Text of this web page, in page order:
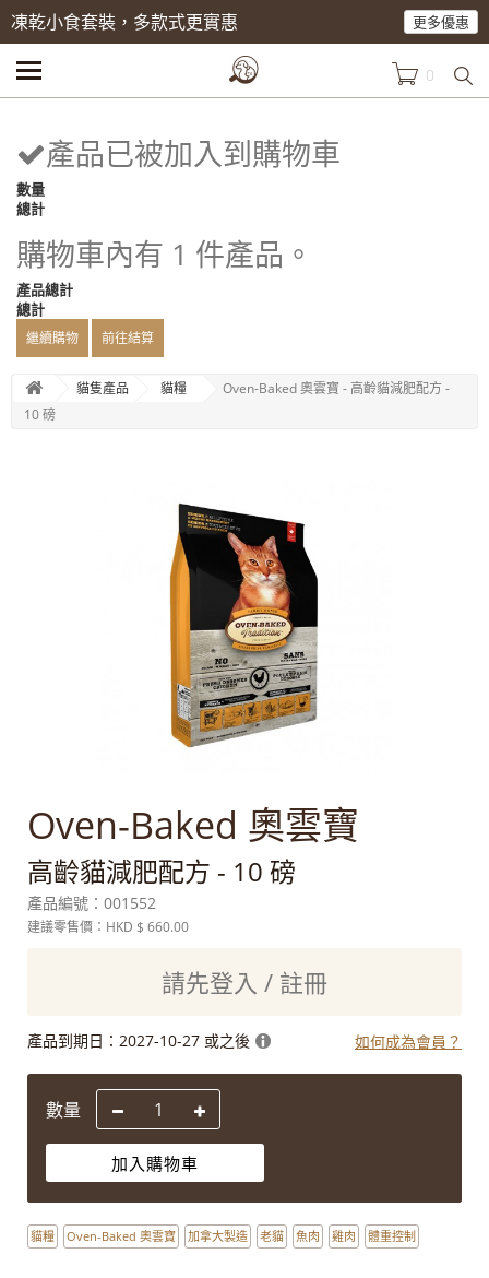
凍乾小食套裝，多款式更實惠 更多優惠
0
產品已被加入到購物車
數量
總計
購物車內有 1 件產品。
產品總計
總計
繼續購物 前往結算
貓隻產品 貓糧
Oven-Baked 奧雲寶 - 高齡貓減肥配方 -
10 磅
Oven-Baked 奧雲寶
高齡貓減肥配方 - 10 磅
產品編號： 001552
建議零售價：HKD $ 660.00
請先登入 / 註冊
產品到期日： 2027-10-27 或之後 如何成為會員？
數量
加入購物車
貓糧 Oven-Baked 奧雲寶 加拿大製造 老貓 魚肉 雞肉 體重控制